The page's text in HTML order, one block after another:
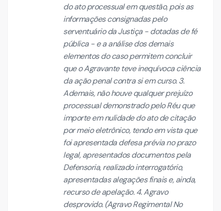
do ato processual em questão, pois as
informações consignadas pelo
serventuário da Justiça - dotadas de fé
pública - e a análise dos demais
elementos do caso permitem concluir
que o Agravante teve inequívoca ciência
da ação penal contra si em curso. 3.
Ademais, não houve qualquer prejuízo
processual demonstrado pelo Réu que
importe em nulidade do ato de citação
por meio eletrônico, tendo em vista que
foi apresentada defesa prévia no prazo
legal, apresentados documentos pela
Defensoria, realizado interrogatório,
apresentadas alegações finais e, ainda,
recurso de apelação. 4. Agravo
desprovido. (Agravo Regimental No